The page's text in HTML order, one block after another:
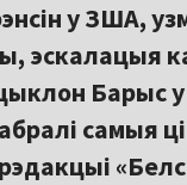
у ЗША,
эскалацыя
цыклон Барыс
самыя